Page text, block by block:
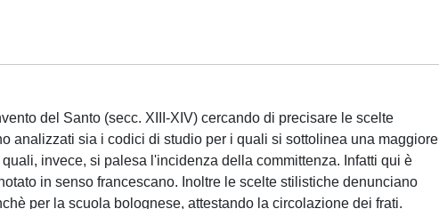
del Santo (secc. XIII-XIV) cercando di precisare le scelte
analizzati sia i codici di studio per i quali si sottolinea una maggiore
invece, si palesa l'incidenza della committenza. Infatti qui è
in senso francescano. Inoltre le scelte stilistiche denunciano
per la scuola bolognese, attestando la circolazione dei frati.